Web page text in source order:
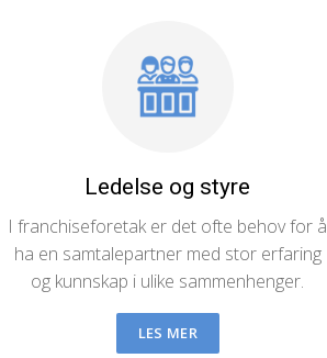
Ledelse og styre
I franchiseforetak er det ofte behov for å
ha en samtalepartner med stor erfaring
og kunnskap i ulike sammenhenger.
LES MER